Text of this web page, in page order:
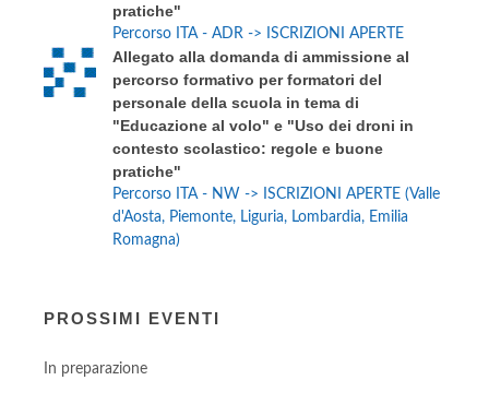
pratiche"
Percorso ITA - ADR -> ISCRIZIONI APERTE
Allegato alla domanda di ammissione al
percorso formativo per formatori del
personale della scuola in tema di
"Educazione al volo" e "Uso dei droni in
contesto scolastico: regole e buone
pratiche"
Percorso ITA - NW -> ISCRIZIONI APERTE (Valle
d'Aosta, Piemonte, Liguria, Lombardia, Emilia
Romagna)
PROSSIMI EVENTI
In preparazione